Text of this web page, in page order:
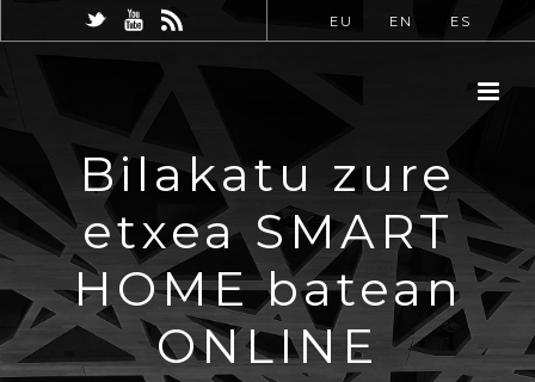
EU EN ES
Bilakatu zure
etxea SMART
HOME batean
ONLINE